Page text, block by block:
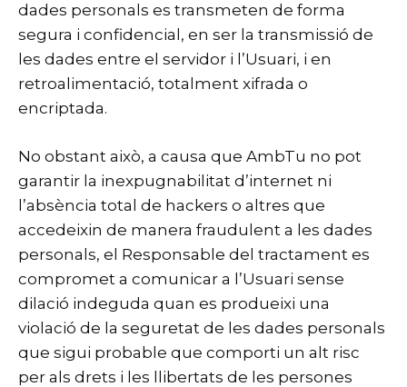
dades personals es transmeten de forma
segura i confidencial, en ser la transmissió de
les dades entre el servidor i l’Usuari, i en
retroalimentació, totalment xifrada o
encriptada.
No obstant això, a causa que AmbTu no pot
garantir la inexpugnabilitat d’internet ni
l’absència total de hackers o altres que
accedeixin de manera fraudulent a les dades
personals, el Responsable del tractament es
compromet a comunicar a l’Usuari sense
dilació indeguda quan es produeixi una
violació de la seguretat de les dades personals
que sigui probable que comporti un alt risc
per als drets i les llibertats de les persones